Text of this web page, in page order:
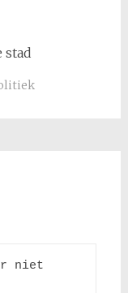
stad
niet